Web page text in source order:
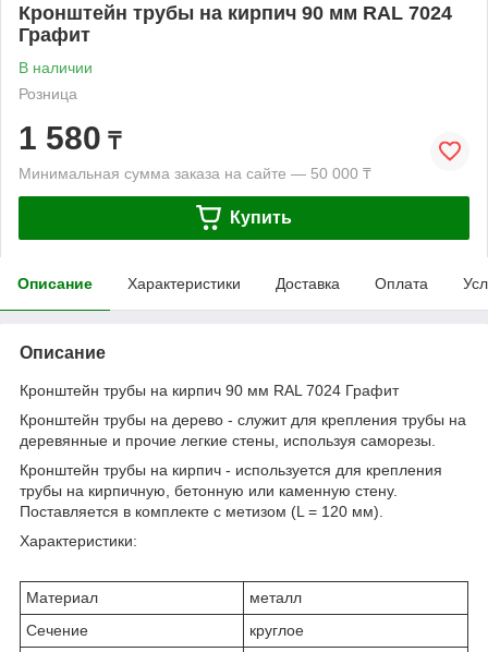
Кронштейн трубы на кирпич 90 мм RAL 7024
Графит
В наличии
Розница
1 580 ₸
Минимальная сумма заказа на сайте — 50 000 ₸
Купить
Описание Характеристики Доставка Оплата
Описание
Кронштейн трубы на кирпич 90 мм RAL 7024 Графит
Кронштейн трубы на дерево - cлужит для крепления трубы на
деревянные и прочие легкие стены, используя саморезы.
Кронштейн трубы на кирпич - используется для крепления
трубы на кирпичную, бетонную или каменную стену.
Поставляется в комплекте с метизом (L = 120 мм).
Характеристики:
Материал
металл
Сечение
круглое